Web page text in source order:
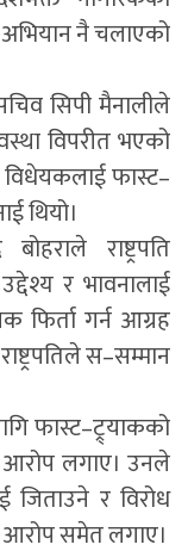
नै चलाएको
सिपी मैनालीले
विपरीत भएको
विधेयकलाई फास्ट–
थियो।
राष्ट्रपति
र भावनालाई
फिर्ता गर्न आग्रह
स–सम्मान
फास्ट–ट्र्याकको
आरोप लगाए। उनले
जिताउने र विरोध
समेत लगाए।